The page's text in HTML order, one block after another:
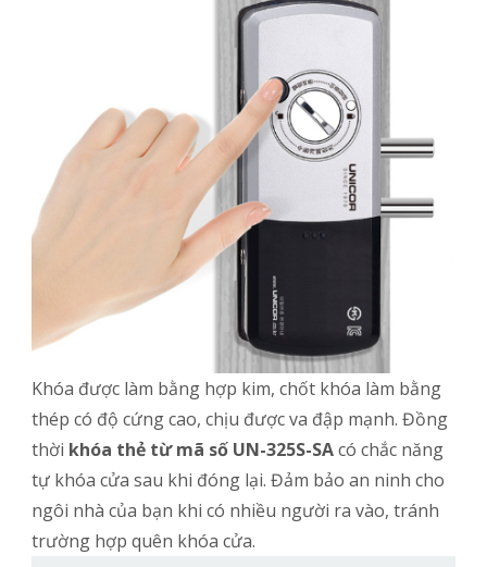
Khóa được làm bằng hợp kim, chốt khóa làm bằng
thép có độ cứng cao, chịu được va đập mạnh. Đồng
thời khóa thẻ từ mã số UN-325S-SAcó chắc năng
tự khóa cửa sau khi đóng lại. Đảm bảo an ninh cho
ngôi nhà của bạn khi có nhiều người ra vào, tránh
trường hợp quên khóa cửa.